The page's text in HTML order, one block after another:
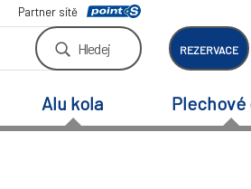
Partner sítě
Hledej REZERVACE
Alu kola Plechové